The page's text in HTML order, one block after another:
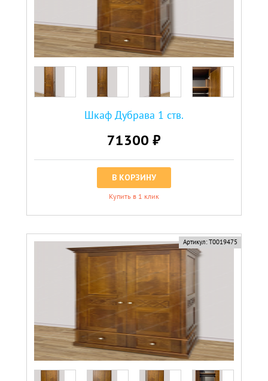
Шкаф Дубрава 1 ств.
71300 ₽
В КОРЗИНУ
Купить в 1 клик
Артикул: Т0019475